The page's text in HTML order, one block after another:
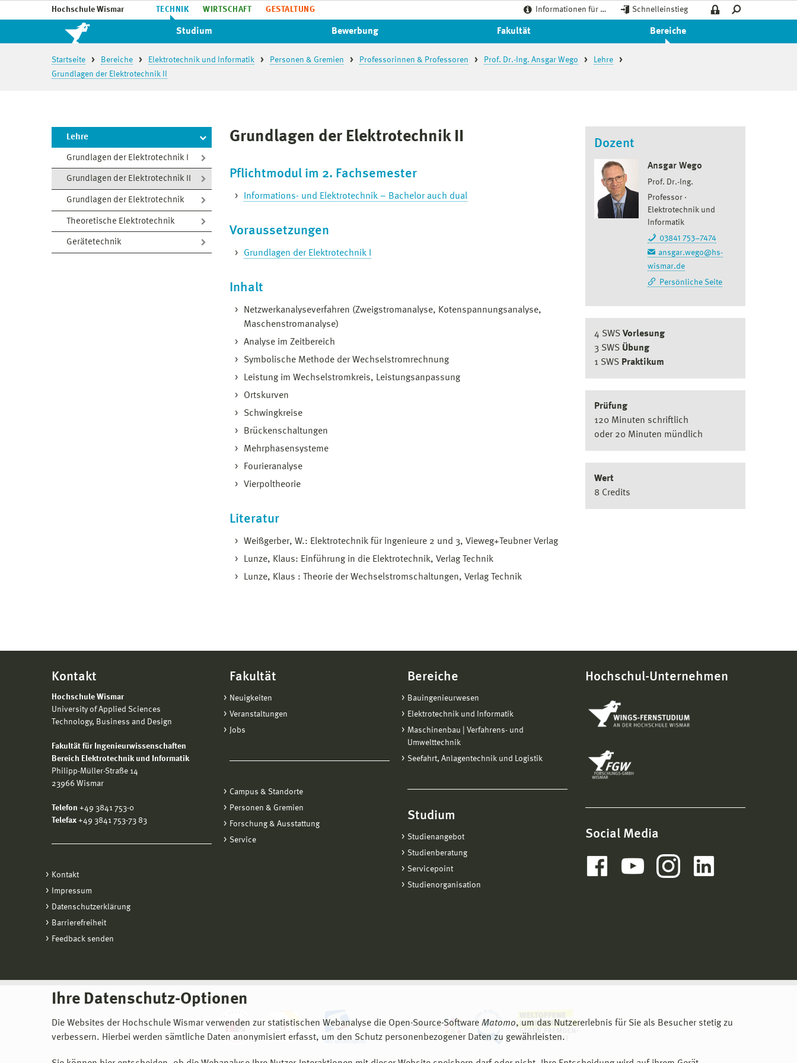
Hochschule Wismar TECHNIK WIRTSCHAFT GESTALTUNG Informationen für … Schnelleinstieg
Studium Bewerbung Fakultät Bereiche
Startseite Bereiche Elektrotechnik und Informatik Personen & Gremien Professorinnen & Professoren Prof. Dr.-Ing. Ansgar Wego
Lehre
Grundlagen der Elektrotechnik II
Lehre
Grundlagen der Elektrotechnik I
Grundlagen der Elektrotechnik II
Grundlagen der Elektrotechnik
Theoretische Elektrotechnik
Gerätetechnik
Ihre Datenschutz-Optionen
Die Websites der Hochschule Wismar verwenden zur statistischen Webanalyse die Open-Source-Software Matomo, um das Nutzererlebnis für Sie als Besucher stetig zu
verbessern. Hierbei werden sämtliche Daten anonymisiert erfasst, um den Schutz personenbezogener Daten zu gewährleisten.
Grundlagen der Elektrotechnik II
Pflichtmodul im 2. Fachsemester
Informations- und Elektrotechnik – Bachelor auch dual
Voraussetzungen
Grundlagen der Elektrotechnik I
Inhalt
Netzwerkanalyseverfahren (Zweigstromanalyse, Kotenspannungsanalyse,
Maschenstromanalyse)
Analyse im Zeitbereich
Symbolische Methode der Wechselstromrechnung
Leistung im Wechselstromkreis, Leistungsanpassung
Ortskurven
Schwingkreise
Brückenschaltungen
Mehrphasensysteme
Fourieranalyse
Vierpoltheorie
Literatur
Weißgerber, W.: Elektrotechnik für Ingenieure 2 und 3, Vieweg+Teubner Verlag
Lunze, Klaus: Einführung in die Elektrotechnik, Verlag Technik
Lunze, Klaus : Theorie der Wechselstromschaltungen, Verlag Technik
Dozent
Ansgar Wego
Prof. Dr.-Ing.
Professor
Elektrotechnik und
Informatik
03841 753–7474
ansgar.wego@hs-
wismar.de
Persönliche Seite
4 SWS Vorlesung
3 SWS Übung
1 SWS Praktikum
Prüfung
120 Minuten schriftlich
oder 20 Minuten mündlich
Wert
8 Credits
Kontakt
Hochschule Wismar
University of Applied Sciences
Technology, Business and Design
Fakultät für Ingenieurwissenschaften
Bereich Elektrotechnik und Informatik
Philipp-Müller-Straße 14
23966 Wismar
Telefon +49 3841 753-0
Telefax +49 3841 753-73 83
Kontakt
Impressum
Datenschutzerklärung
Barrierefreiheit
Feedback senden
Fakultät
Neuigkeiten
Veranstaltungen
Jobs
Campus & Standorte
Personen & Gremien
Forschung & Ausstattung
Service
Bereiche
Bauingenieurwesen
Elektrotechnik und Informatik
Maschinenbau | Verfahrens- und
Umwelttechnik
Seefahrt, Anlagentechnik und Logistik
Studium
Studienangebot
Studienberatung
Servicepoint
Studienorganisation
Hochschul-Unternehmen
Social Media